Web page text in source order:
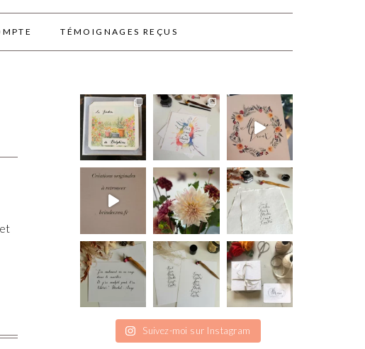
TÉMOIGNAGES REÇUS
Suivez-moi sur Instagram